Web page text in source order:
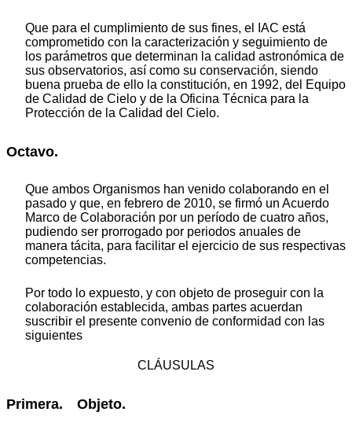
Que para el cumplimiento de sus fines, el IAC está
comprometido con la caracterización y seguimiento de
los parámetros que determinan la calidad astronómica de
sus observatorios, así como su conservación, siendo
buena prueba de ello la constitución, en 1992, del Equipo
de Calidad de Cielo y de la Oficina Técnica para la
Protección de la Calidad del Cielo.
Octavo.
Que ambos Organismos han venido colaborando en el
pasado y que, en febrero de 2010, se firmó un Acuerdo
Marco de Colaboración por un período de cuatro años,
pudiendo ser prorrogado por periodos anuales de
manera tácita, para facilitar el ejercicio de sus respectivas
competencias.
Por todo lo expuesto, y con objeto de proseguir con la
colaboración establecida, ambas partes acuerdan
suscribir el presente convenio de conformidad con las
siguientes
CLÁUSULAS
Primera. Objeto.